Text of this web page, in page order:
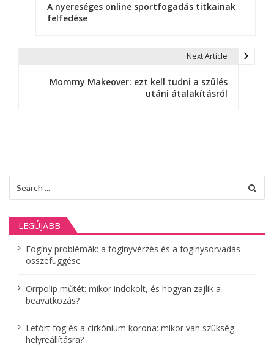
n
a
v
i
á
c
A nyereséges online sportfogadás titkainak
felfedése
Next Article
Mommy Makeover: ezt kell tudni a szülés
utáni átalakításról
for:
LEGÚJABB
Fogíny problémák: a fogínyvérzés és a fogínysorvadás
összefüggése
Orrpolip műtét: mikor indokolt, és hogyan zajlik a
beavatkozás?
Letört fog és a cirkónium korona: mikor van szükség
helyreállításra?